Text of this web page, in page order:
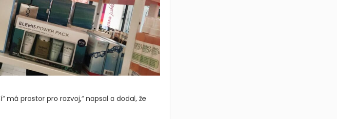
má prostor pro rozvoj,“ napsal a dodal, že